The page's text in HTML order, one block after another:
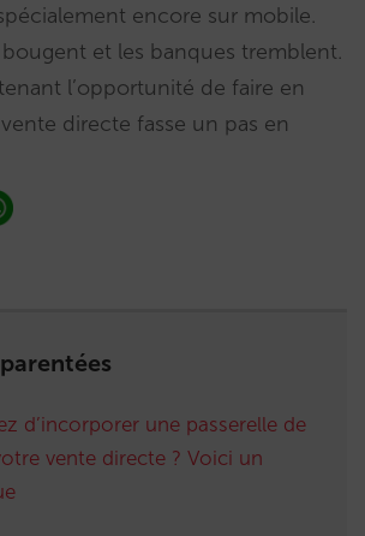
encore sur mobile.
bougent et les banques tremblent.
l’opportunité de faire en
directe fasse un pas en
d’incorporer une passerelle de
vente directe ? Voici un